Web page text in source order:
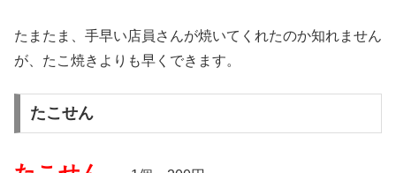
たまたま、手早い店員さんが焼いてくれたのか知れません
が、たこ焼きよりも早くできます。
たこせん